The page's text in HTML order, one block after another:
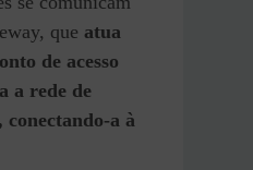
que atua
de acesso
a rede de
conectando-a à